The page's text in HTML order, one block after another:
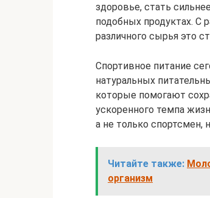
здоровье, стать
подобных продуктах. С
различного сырья это
Спортивное питание
натуральных
которые помогают
ускоренного темпа
а не только спортсмен,
Читайте также:
организм